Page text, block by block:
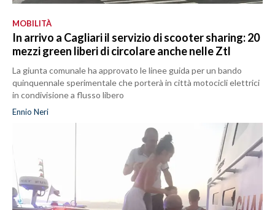
MOBILITÀ
In arrivo a Cagliari il servizio di scooter sharing: 20
mezzi green liberi di circolare anche nelle Ztl
La giunta comunale ha approvato le linee guida per un bando
quinquennale sperimentale che porterà in città motocicli elettrici
in condivisione a flusso libero
Ennio Neri